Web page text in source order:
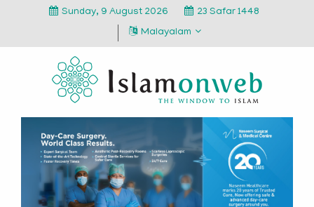
Sunday, 9 August 2026
23 Safar 1448
Malayalam